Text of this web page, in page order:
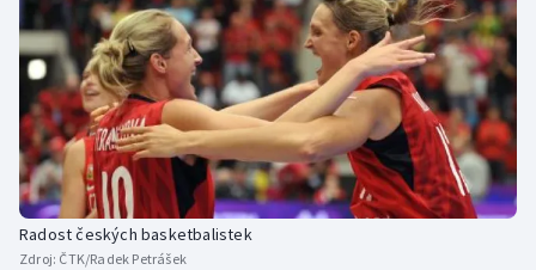
Radost českých basketbalistek
Zdroj: ČTK/Radek Petrášek